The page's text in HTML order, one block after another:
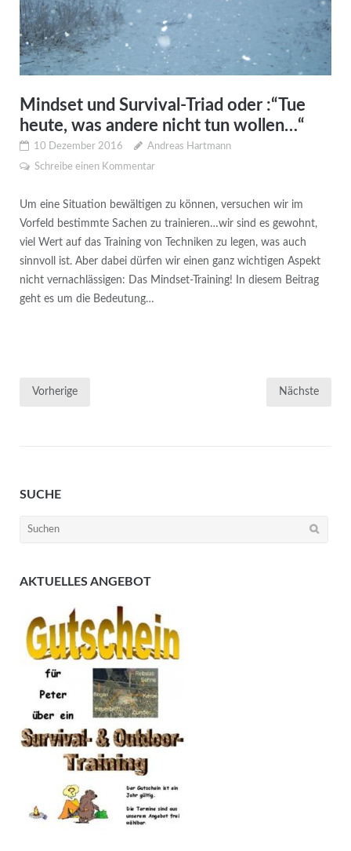
Mindset und Survival-Triad oder :“Tue
heute, was andere nicht tun wollen…“
10 Dezember 2016
Andreas Hartmann
Schreibe einen Kommentar
Um eine Situation bewältigen zu können, versuchen wir im
Vorfeld bestimmte Sachen zu trainieren…wir sind es gewohnt,
viel Wert auf das Training von Techniken zu legen, was auch
sinnvoll ist. Aber dabei dürfen wir einen ganz wichtigen Aspekt
nicht vernachlässigen: Das Mindset-Training! In diesem Beitrag
geht es um die Bedeutung…
Seitennummerierung
Vorherige Nächste
SUCHE
Suchen
AKTUELLES ANGEBOT